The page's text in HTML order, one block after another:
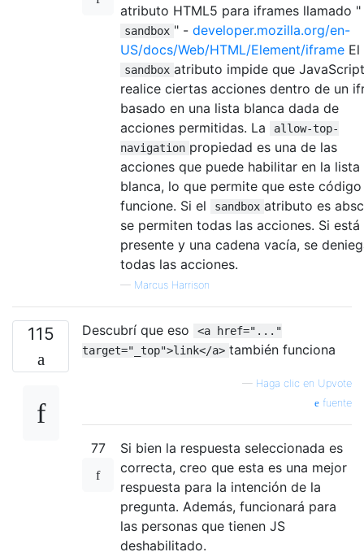
atributo HTML5 para iframes llamado "
sandbox " - developer.mozilla.org/en-
US/docs/Web/HTML/Element/iframe El
sandbox atributo impide que JavaScript
realice ciertas acciones dentro de un
basado en una lista blanca dada de
acciones permitidas. La
allow-top-
navigation propiedad es una de las
acciones que puede habilitar en la lista
blanca, lo que permite que este código
funcione. Si el
sandbox atributo es
se permiten todas las acciones. Si está
presente y una cadena vacía, se
todas las acciones.
— Marcus Harrison
115 Descubrí que eso
<a href="..."
target="_top">link</a> también funciona
— Haga clic en Upvote
fuente
77
Si bien la respuesta seleccionada es
correcta, creo que esta es una mejor
respuesta para la intención de la
pregunta. Además, funcionará para
las personas que tienen JS
deshabilitado.